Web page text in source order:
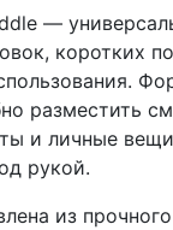
—
коротких
разместить
и личные
рукой.
из